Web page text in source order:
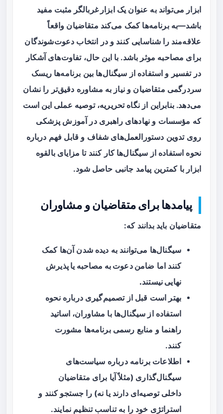
ابزار می‌تواند به عنوان یکابزار غربالگر مثبت مفید
باشد—به برنامه‌ها کمک می‌کند متقاضیان واقعاً
علاقه‌مند را شناسایی کنند و در انتخاب دعوت‌شوندگان
برای مصاحبه موثر باشد. با این حال، تفاوت‌های آشکار
در تفسیر و استفاده از سیگنال‌ها بین برنامه‌ها ریسک
سردرگمی متقاضیان و نیاز به مشاوره دقیق‌تر را نشان
می‌دهد. بنابراین از نگاه تحریریه، توصیه عملی این است
که مؤسسات و نهادهای راهبری در آموزش پزشکی
روی تدوین دستورالعمل‌های شفاف و قابل فهم درباره
نحوه استفاده از سیگنال‌ها کار کنند تا مزایای بالقوه
ابزار با کمترین پیامد جانبی حاصل شود.
پیامدها برای متقاضیان و مشاوران
متقاضیان باید بدانند که:
سیگنال‌ها می‌توانند به دیده شدن آن‌ها کمک
کنند اما ضامن دعوت به مصاحبه یا پذیرش
نهایی نیستند.
بهتر است قبل از تصمیم‌گیری درباره نحوه
استفاده از سیگنال‌ها با مشاوران، اساتید
راهنما و منابع رسمی برنامه‌ها مشورت
کنند.
اطلاعات برنامه درباره سیاست‌های
سیگنال‌گذاری (مثلاً آیا برای متقاضیان
داخلی توصیه‌ای دارند یا نه) را جستجو کنند و
استراتژی خود را به تناسب تنظیم نمایند.